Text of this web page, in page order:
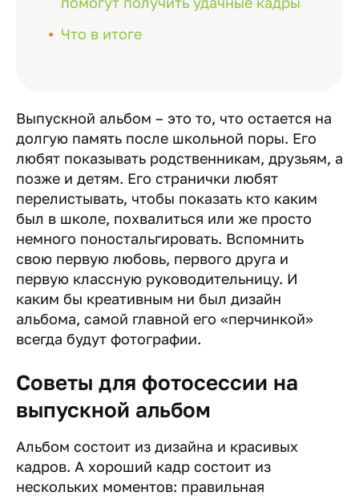
Что в итоге
Выпускной альбом – это то, что остается на
долгую память после школьной поры. Его
любят показывать родственникам, друзьям, а
позже и детям. Его странички любят
перелистывать, чтобы показать кто каким
был в школе, похвалиться или же просто
немного поностальгировать. Вспомнить
свою первую любовь, первого друга и
первую классную руководительницу. И
каким бы креативным ни был дизайн
альбома, самой главной его «перчинкой»
всегда будут фотографии.
Советы для фотосессии на
выпускной альбом
Альбом состоит из дизайна и красивых
кадров. А хороший кадр состоит из
нескольких моментов: правильная